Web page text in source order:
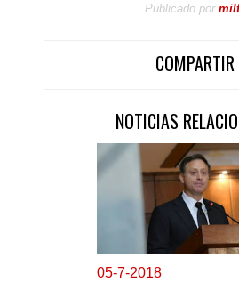
Publicado por
COMPARTIR
NOTICIAS
05-7-2018